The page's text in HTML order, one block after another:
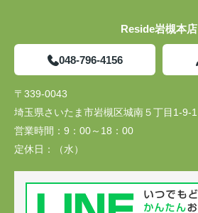
Reside岩槻本店
048-796-4156
〒339-0043
埼玉県さいたま市岩槻区城南５丁目1-9-1
営業時間： 9：00～18：00
定休日：
（水）